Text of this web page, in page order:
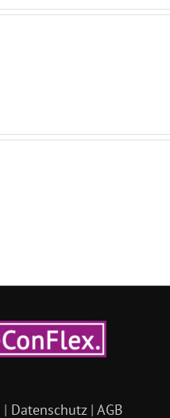
| Datenschutz | AGB